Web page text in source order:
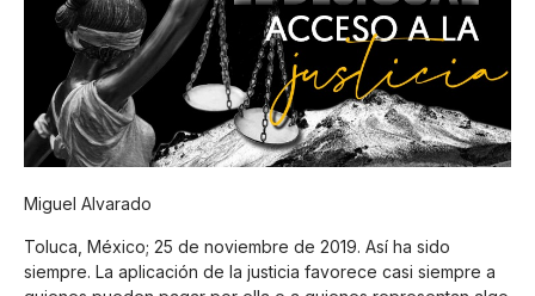
Miguel Alvarado
Toluca, México; 25 de noviembre de 2019. Así ha sido
siempre. La aplicación de la justicia favorece casi siempre a